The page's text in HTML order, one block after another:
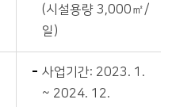
(시설용량 3,000㎡/
일)
사업기간: 2023. 1.
~ 2024. 12.